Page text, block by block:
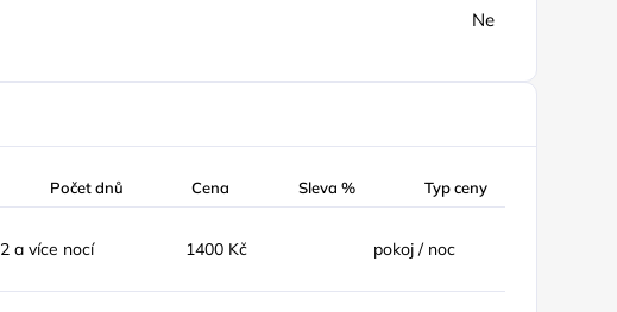
Ne
Počet dnů Cena Sleva % Typ ceny
2 a více nocí 1400 Kč pokoj / noc